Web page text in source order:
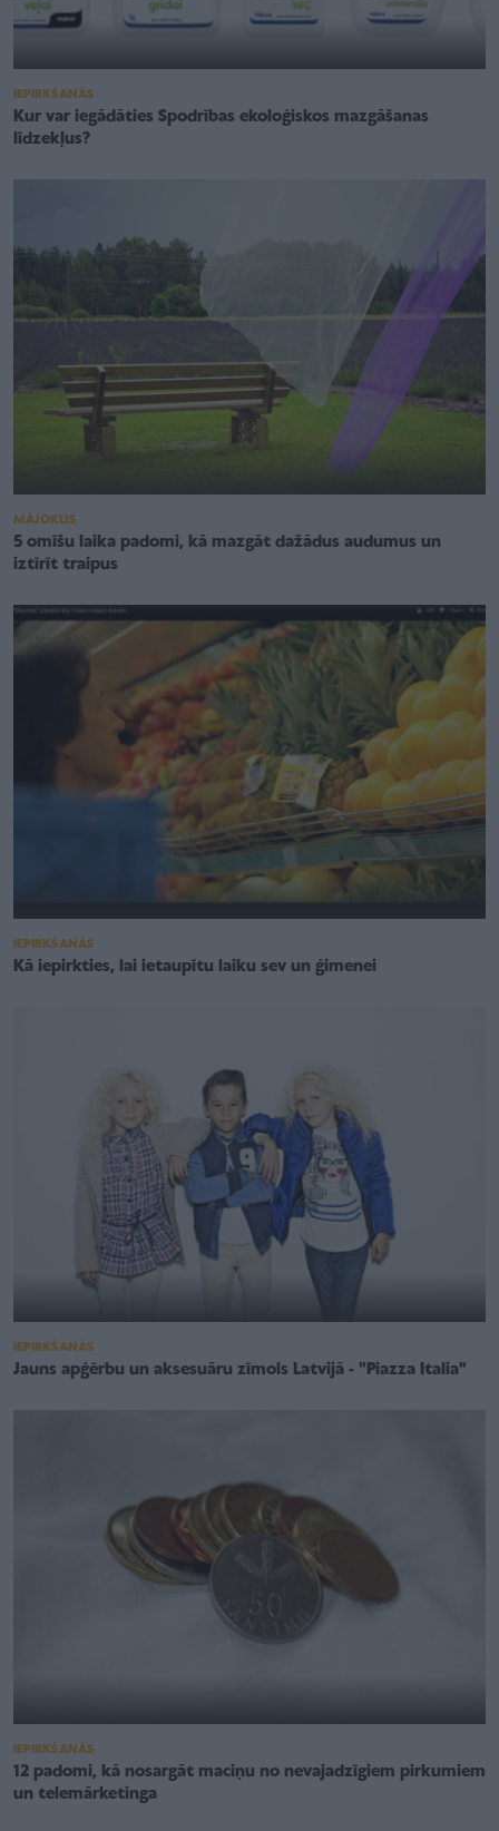
IEPIRKŠANĀS
Kur var iegādāties Spodrības ekoloģiskos mazgāšanas
līdzekļus?
MĀJOKLIS
5 omīšu laika padomi, kā mazgāt dažādus audumus un
iztīrīt traipus
IEPIRKŠANĀS
Kā iepirkties, lai ietaupītu laiku sev un ģimenei
IEPIRKŠANĀS
Jauns apģērbu un aksesuāru zīmols Latvijā - "Piazza Italia"
IEPIRKŠANĀS
12 padomi, kā nosargāt maciņu no nevajadzīgiem pirkumiem
un telemārketinga